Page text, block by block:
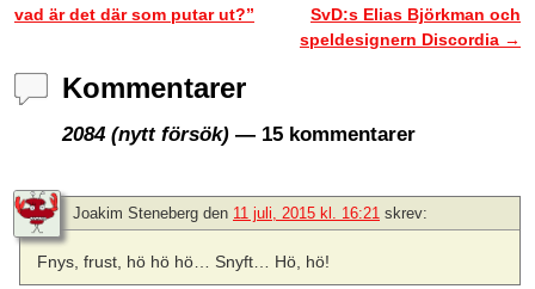
vad är det där som putar ut?”
SvD:s Elias Björkman och
speldesignern Discordia →
Kommentarer
2084 (nytt försök) — 15 kommentarer
Joakim Steneberg den 11 juli, 2015 kl. 16:21 skrev:
Fnys, frust, hö hö hö… Snyft… Hö, hö!